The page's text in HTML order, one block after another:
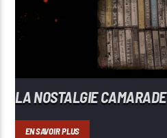
LA NOSTALGIE CAMARADE
EN SAVOIR PLUS